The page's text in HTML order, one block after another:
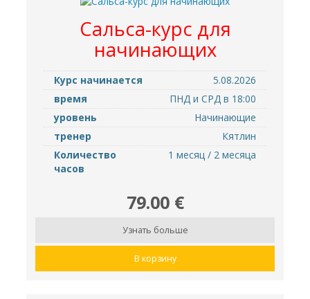
Сальса-курс для
начинающих
Курс начинается
5.08.2026
время
ПНД и СРД в 18:00
уровень
Hачинающие
тренер
Кятлин
Количество
часов
1 месяц / 2 месяца
79.00 €
Узнать больше
В корзину